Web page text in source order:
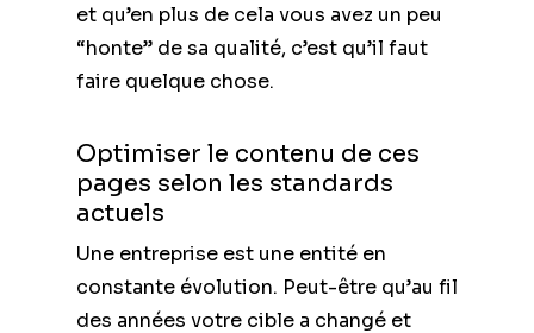
et qu’en plus de cela vous avez un peu
“honte” de sa qualité, c’est qu’il faut
faire quelque chose.
Optimiser le contenu de ces
pages selon les standards
actuels
Une entreprise est une entité en
constante évolution. Peut-être qu’au fil
des années votre cible a changé et